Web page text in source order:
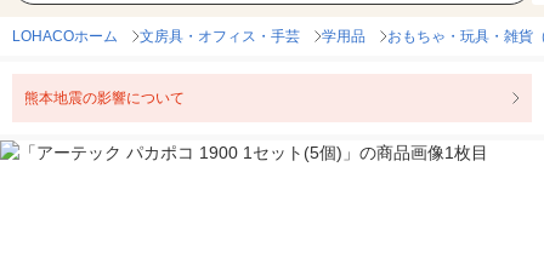
LOHACOホーム 文房具・オフィス・手芸 学用品 おもちゃ・玩具・雑貨
熊本地震の影響について